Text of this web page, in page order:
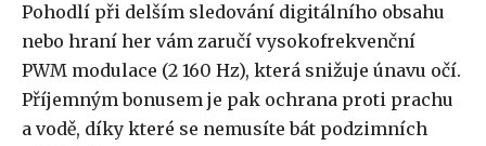
Pohodlí při delším sledování digitálního obsahu
nebo hraní her vám zaručí vysokofrekvenční
PWM modulace (2 160 Hz), která snižuje únavu očí.
Příjemným bonusem je pak ochrana proti prachu
a vodě, díky které se nemusíte bát podzimních